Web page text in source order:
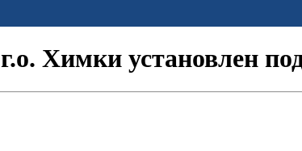
Химки установлен